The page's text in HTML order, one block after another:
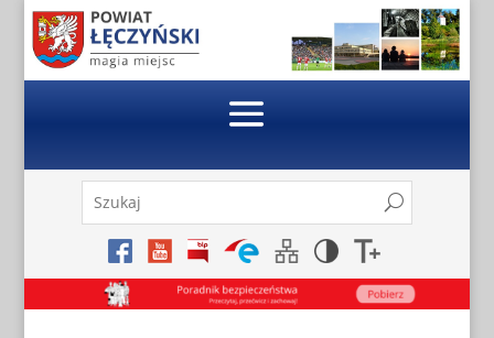
Skip
content
for...